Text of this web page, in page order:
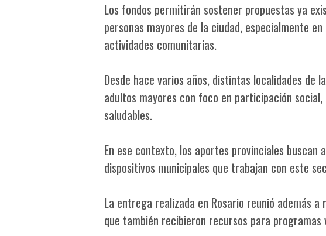
Los fondos permitirán sostener propuestas ya
personas mayores de la ciudad, especialmente
actividades comunitarias.
Desde hace varios años, distintas localidades de
adultos mayores con foco en participación
saludables.
En ese contexto, los aportes provinciales
dispositivos municipales que trabajan con este
La entrega realizada en Rosario reunió además
que también recibieron recursos para programas